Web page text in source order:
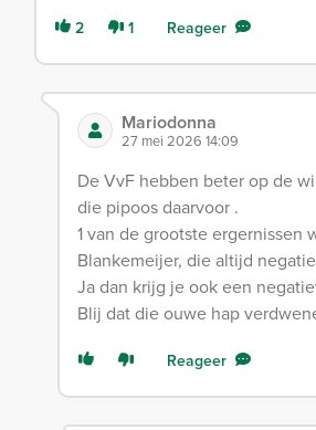
2 1 Reageer
Mariodonna
27 mei 2026 14:09
De VvF hebben beter op de
die pipoos daarvoor .
1 van de grootste ergernissen
Blankemeijer, die altijd
Ja dan krijg je ook een
Blij dat die ouwe hap
Reageer